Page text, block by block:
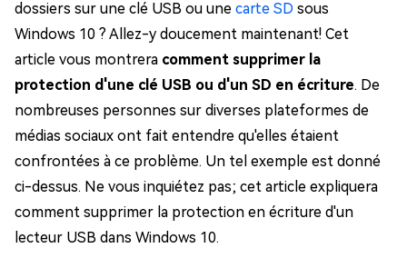
dossiers sur une clé USB ou une carte SD sous
Windows 10 ? Allez-y doucement maintenant! Cet
article vous montrera comment supprimer la
protection d'une clé USB ou d'un SD en écriture. De
nombreuses personnes sur diverses plateformes de
médias sociaux ont fait entendre qu'elles étaient
confrontées à ce problème. Un tel exemple est donné
ci-dessus. Ne vous inquiétez pas; cet article expliquera
comment supprimer la protection en écriture d'un
lecteur USB dans Windows 10.